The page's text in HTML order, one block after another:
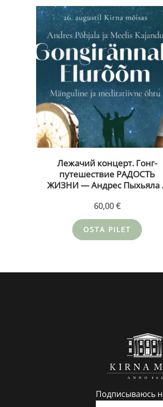
Лежачий концерт. Гонг-
путешествие РАДОСТЬ
ЖИЗНИ — Андрес Пыхьяла
Кирна — ДРУГОЙ БИЛЕТ
26.08.26
60,00€
OSTA PILET
Подписываюсь